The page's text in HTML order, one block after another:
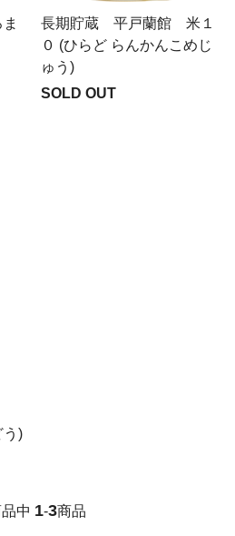
長期貯蔵 平戸蘭館 米１
０ (ひらど らんかんこめじ
ゅう)
SOLD OUT
う)
中 1-3商品